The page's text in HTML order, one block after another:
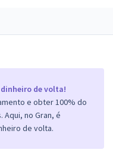
de volta!
e obter 100% do
no Gran, é
de volta.